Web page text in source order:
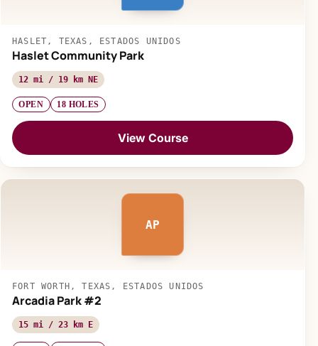
HASLET, TEXAS, ESTADOS UNIDOS
Haslet Community Park
12 mi / 19 km NE
OPEN 18 HOLES
View Course
AP
FORT WORTH, TEXAS, ESTADOS UNIDOS
Arcadia Park #2
15 mi / 23 km E